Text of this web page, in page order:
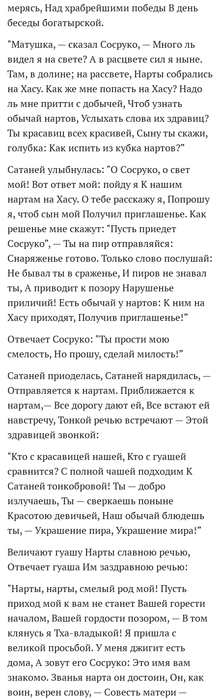
мерясь, Над храбрейшими победы В день
беседы богатырской.
"Матушка, — сказал Сосруко, — Много ль
видел я на свете? А в расцвете сил я ныне.
Там, в долине; на рассвете, Нарты собрались
на Хасу. Как же мне попасть на Хасу? Надо
ль мне притти с добычей, Чтоб узнать
обычай нартов, Услыхать слова их здравиц?
Ты красавиц всех красивей, Сыну ты скажи,
голубка: Как испить из кубка нартов?”
Сатаней улыбнулась: "О Сосруко, о свет
мой! Вот ответ мой: пойду я К нашим
нартам на Хасу. О тебе расскажу я, Попрошу
я, чтоб сын мой Получил приглашенье. Как
решенье мне скажут: "Пусть приедет
Сосруко”, — Ты на пир отправляйся:
Снаряженье готово. Только слово послушай:
Не бывал ты в сраженье, И пиров не знавал
ты, А приводит к позору Нарушенье
приличий! Есть обычай у нартов: К ним на
Хасу приходят, Получив приглашенье!”
Отвечает Сосруко: "Ты прости мою
смелость, Но прошу, сделай милость!”
Сатаней приоделась, Сатаней нарядилась, —
Отправляется к нартам. Приближается к
нартам,— Все дорогу дают ей, Все встают ей
навстречу, Тонкой речью встречают — Этой
здравицей звонкой:
"Кто с красавицей нашей, Кто с гуашей
сравнится? С полной чашей подходим К
Сатаней тонкобровой! Ты — добро
излучаешь, Ты — сверкаешь поныне
Красотою девичьей, Наш обычай блюдешь
ты, — Украшение пира, Украшение мира!”
Величают гуашу Нарты славною речью,
Отвечает гуаша Им заздравною речью:
"Нарты, нарты, смелый род мой! Пусть
приход мой к вам не станет Вашей горести
началом, Вашей гордости позором, — В том
клянусь я Тха-владыкой! Я пришла с
великой просьбой. У меня джигит есть
дома, А зовут его Сосруко: Это имя вам
знакомо. Званья нарта он достоин, Он, как
воин, верен слову, — Совесть матери —